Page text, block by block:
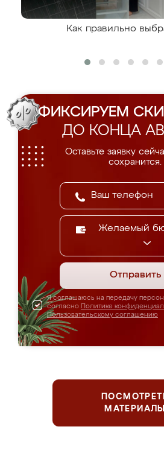
Как правильно
ФИКСИРУЕМ
ДО КОНЦА
Оставьте заявку
сохранится.
Желаемый
Отправить
Я соглашаюсь на передачу
согласно Политике
Пользовательскому соглашению
МАТЕРИАЛЫ